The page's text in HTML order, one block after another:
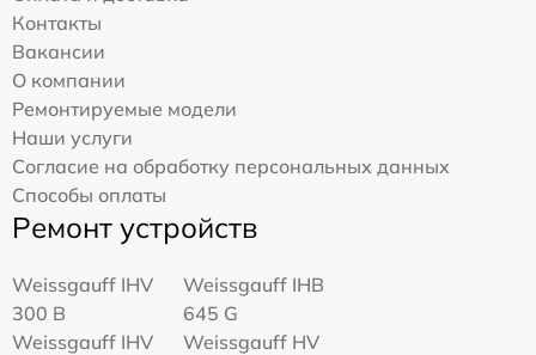
Контакты
Вакансии
О компании
Ремонтируемые модели
Наши услуги
Согласие на обработку персональных данных
Способы оплаты
Ремонт устройств
Weissgauff IHV
300 B
Weissgauff IHB
645 G
Weissgauff IHV
Weissgauff HV